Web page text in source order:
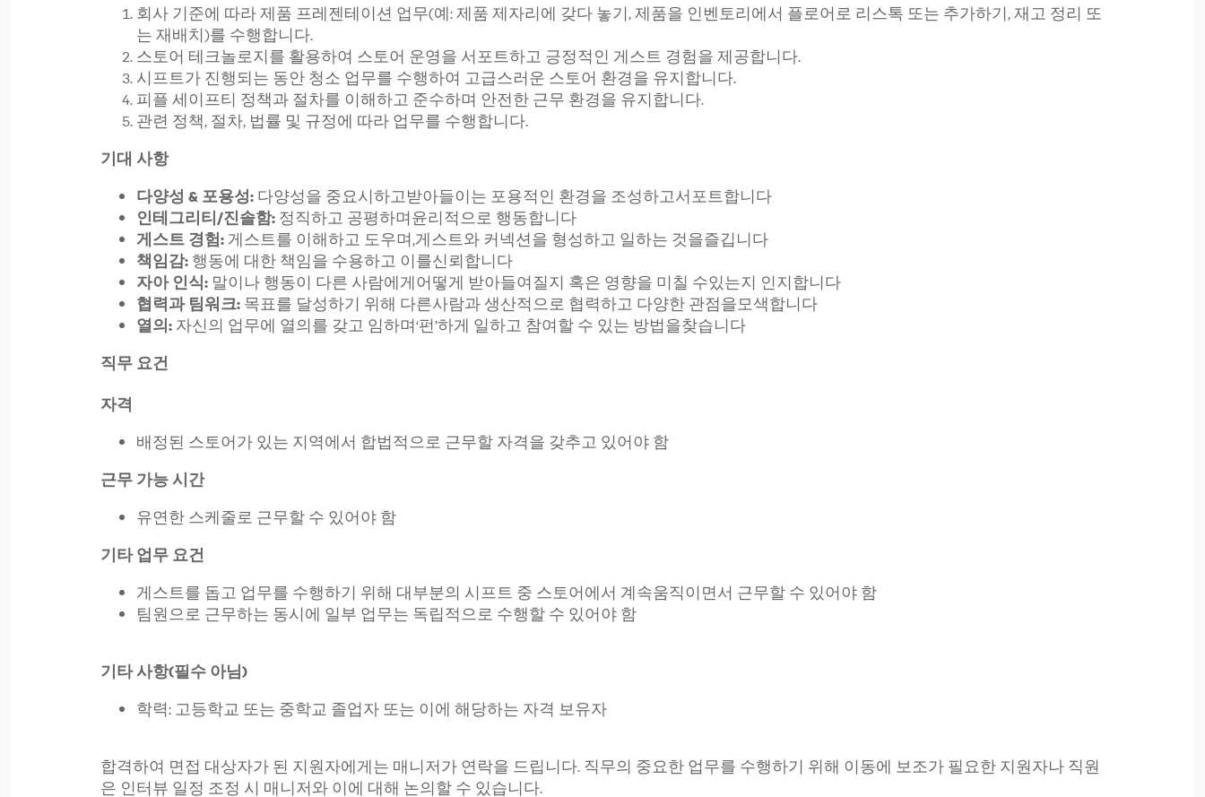
회사 기준에 따라 제품 프레젠테이션 업무(예: 제품 제자리에 갖다 놓기, 제품을 인벤토리에서 플로어로 리스톡 또는 추가하기, 재고 정리 또
는 재배치)를 수행합니다.
스토어 테크놀로지를 활용하여 스토어 운영을 서포트하고 긍정적인 게스트 경험을 제공합니다.
시프트가 진행되는 동안 청소 업무를 수행하여 고급스러운 스토어 환경을 유지합니다.
피플 세이프티 정책과 절차를 이해하고 준수하며 안전한 근무 환경을 유지합니다.
관련 정책, 절차, 법률 및 규정에 따라 업무를 수행합니다.
기대 사항
다양성 & 포용성: 다양성을 중요시하고받아들이는 포용적인 환경을 조성하고서포트합니다
인테그리티/진솔함: 정직하고 공평하며윤리적으로 행동합니다
게스트 경험: 게스트를 이해하고 도우며,게스트와 커넥션을 형성하고 일하는 것을즐깁니다
책임감: 행동에 대한 책임을 수용하고 이를신뢰합니다
자아 인식: 말이나 행동이 다른 사람에게어떻게 받아들여질지 혹은 영향을 미칠 수있는지 인지합니다
협력과 팀워크: 목표를 달성하기 위해 다른사람과 생산적으로 협력하고 다양한 관점을모색합니다
열의: 자신의 업무에 열의를 갖고 임하며‘펀’하게 일하고 참여할 수 있는 방법을찾습니다
직무 요건
자격
배정된 스토어가 있는 지역에서 합법적으로 근무할 자격을 갖추고 있어야 함
근무 가능 시간
유연한 스케줄로 근무할 수 있어야 함
기타 업무 요건
게스트를 돕고 업무를 수행하기 위해 대부분의 시프트 중 스토어에서 계속움직이면서 근무할 수 있어야 함
팀원으로 근무하는 동시에 일부 업무는 독립적으로 수행할 수 있어야 함
기타 사항(필수 아님)
학력: 고등학교 또는 중학교 졸업자 또는 이에 해당하는 자격 보유자
합격하여 면접 대상자가 된 지원자에게는 매니저가 연락을 드립니다. 직무의 중요한 업무를 수행하기 위해 이동에 보조가 필요한 지원자나 직원
은 인터뷰 일정 조정 시 매니저와 이에 대해 논의할 수 있습니다.